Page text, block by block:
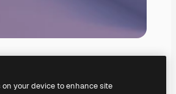
your device to enhance site